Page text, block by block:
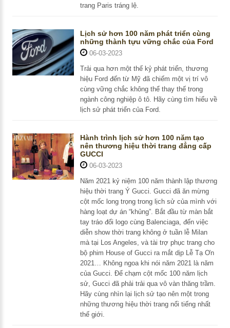
trang Paris tráng lệ.
Lịch sử hơn 100 năm phát triển cùng
những thành tựu vững chắc của Ford
06-03-2023
Trải qua hơn một thế kỷ phát triển, thương
hiệu Ford đến từ Mỹ đã chiếm một vị trí vô
cùng vững chắc không thể thay thế trong
ngành công nghiệp ô tô. Hãy cùng tìm hiểu về
lịch sử phát triển của Ford.
Hành trình lịch sử hơn 100 năm tạo
nên thương hiệu thời trang đẳng cấp
GUCCI
06-03-2023
Năm 2021 kỷ niệm 100 năm thành lập thương
hiệu thời trang Ý Gucci. Gucci đã ăn mừng
cột mốc long trọng trong lịch sử của mình với
hàng loạt dự án “khủng”. Bắt đầu từ màn bắt
tay tráo đổi logo cùng Balenciaga, đến việc
diễn show thời trang không ở tuần lễ Milan
mà tại Los Angeles, và tài trợ phục trang cho
bộ phim House of Gucci ra mắt dịp Lễ Tạ Ơn
2021… Không ngoa khi nói năm 2021 là năm
của Gucci. Để chạm cột mốc 100 năm lịch
sử, Gucci đã phải trải qua vô vàn thăng trầm.
Hãy cùng nhìn lại lịch sử tạo nên một trong
những thương hiệu thời trang nổi tiếng nhất
thế giới.